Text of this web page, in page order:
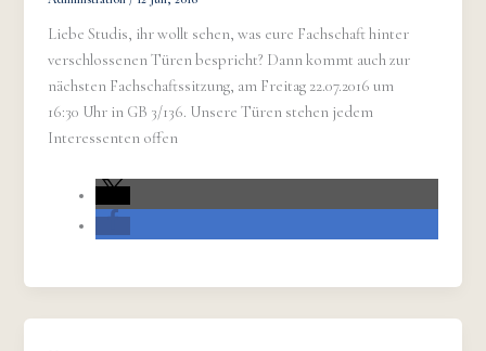
Liebe Studis, ihr wollt sehen, was eure Fachschaft hinter
verschlossenen Türen bespricht? Dann kommt auch zur
nächsten Fachschaftssitzung, am Freitag 22.07.2016 um
16:30 Uhr in GB 3/136. Unsere Türen stehen jedem
Interessenten offen